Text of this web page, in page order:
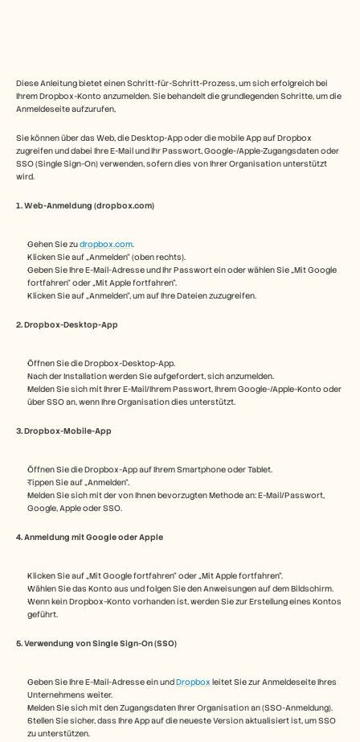
Diese Anleitung bietet einen Schritt-für-Schritt-Prozess, um sich erfolgreich bei
Ihrem Dropbox-Konto anzumelden. Sie behandelt die grundlegenden Schritte, um die
Anmeldeseite aufzurufen,
Sie können über das Web, die Desktop-App oder die mobile App auf Dropbox
zugreifen und dabei Ihre E-Mail und Ihr Passwort, Google-/Apple-Zugangsdaten oder
SSO (Single Sign-On) verwenden, sofern dies von Ihrer Organisation unterstützt
wird.
1. Web-Anmeldung (dropbox.com)
Gehen Sie zu dropbox.com.
Klicken Sie auf „Anmelden“ (oben rechts).
Geben Sie Ihre E-Mail-Adresse und Ihr Passwort ein oder wählen Sie „Mit Google
fortfahren“ oder „Mit Apple fortfahren“.
Klicken Sie auf „Anmelden“, um auf Ihre Dateien zuzugreifen.
2. Dropbox-Desktop-App
Öffnen Sie die Dropbox-Desktop-App.
Nach der Installation werden Sie aufgefordert, sich anzumelden.
Melden Sie sich mit Ihrer E-Mail/Ihrem Passwort, Ihrem Google-/Apple-Konto oder
über SSO an, wenn Ihre Organisation dies unterstützt.
3. Dropbox-Mobile-App
Öffnen Sie die Dropbox-App auf Ihrem Smartphone oder Tablet.
Tippen Sie auf „Anmelden“.
Melden Sie sich mit der von Ihnen bevorzugten Methode an: E-Mail/Passwort,
Google, Apple oder SSO.
4. Anmeldung mit Google oder Apple
Klicken Sie auf „Mit Google fortfahren“ oder „Mit Apple fortfahren“.
Wählen Sie das Konto aus und folgen Sie den Anweisungen auf dem Bildschirm.
Wenn kein Dropbox-Konto vorhanden ist, werden Sie zur Erstellung eines Kontos
geführt.
5. Verwendung von Single Sign-On (SSO)
Geben Sie Ihre E-Mail-Adresse ein und Dropbox leitet Sie zur Anmeldeseite Ihres
Unternehmens weiter.
Melden Sie sich mit den Zugangsdaten Ihrer Organisation an (SSO-Anmeldung).
Stellen Sie sicher, dass Ihre App auf die neueste Version aktualisiert ist, um SSO
zu unterstützen.
Hilfecenter
Preise
Karriere
Veränderungsmanagement
Vertriebsunterstützung
Vorverkauf
Kundenerfolg
Training
See more
Demo buchen